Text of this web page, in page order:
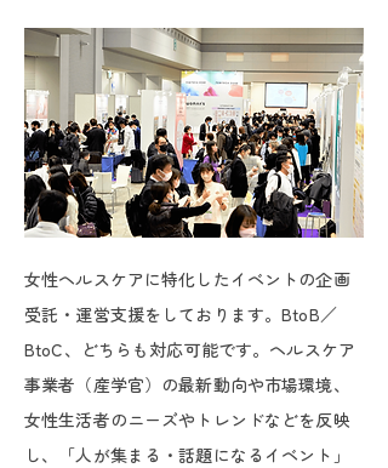
女性ヘルスケアに特化したイベントの企画
受託・運営支援をしております。BtoB／
BtoC、どちらも対応可能です。ヘルスケア
事業者（産学官）の最新動向や市場環境、
女性生活者のニーズやトレンドなどを反映
し、「人が集まる・話題になるイベント」